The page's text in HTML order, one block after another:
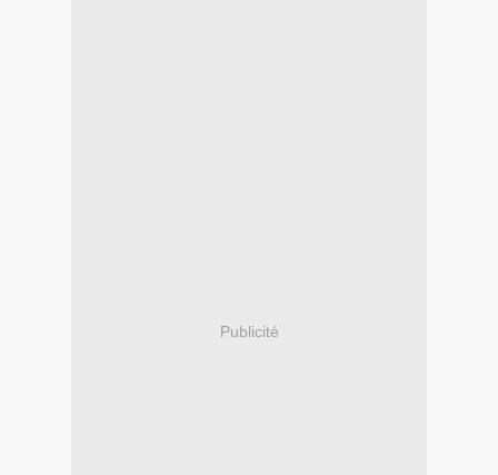
Publicité